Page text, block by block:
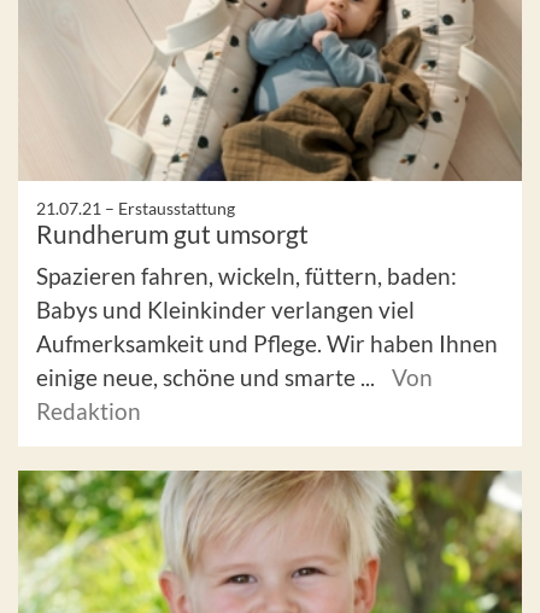
21.07.21 – Erstausstattung
Rundherum gut umsorgt
Spazieren fahren, wickeln, füttern, baden:
Babys und Kleinkinder verlangen viel
Aufmerksamkeit und Pflege. Wir haben Ihnen
einige neue, schöne und smarte ...
Von
Redaktion